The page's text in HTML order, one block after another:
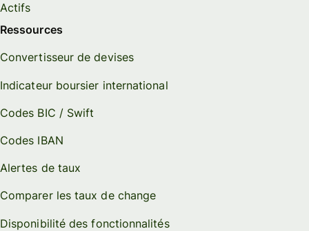
Actifs
Ressources
Convertisseur de devises
Indicateur boursier international
Codes BIC / Swift
Codes IBAN
Alertes de taux
Comparer les taux de change
Disponibilité des fonctionnalités